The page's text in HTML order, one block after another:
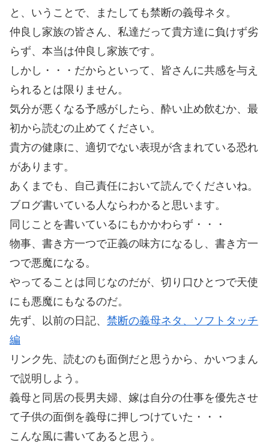
と、いうことで、またしても禁断の義母ネタ。
仲良し家族の皆さん、私達だって貴方達に負けず劣
らず、本当は仲良し家族です。
しかし・・・だからといって、皆さんに共感を与え
られるとは限りません。
気分が悪くなる予感がしたら、酔い止め飲むか、最
初から読むの止めてください。
貴方の健康に、適切でない表現が含まれている恐れ
があります。
あくまでも、自己責任において読んでくださいね。
ブログ書いている人ならわかると思います。
同じことを書いているにもかかわらず・・・
物事、書き方一つで正義の味方になるし、書き方一
つで悪魔になる。
やってることは同じなのだが、切り口ひとつで天使
にも悪魔にもなるのだ。
先ず、以前の日記、 禁断の義母ネタ、ソフトタッチ
編
リンク先、読むのも面倒だと思うから、かいつまん
で説明しよう。
義母と同居の長男夫婦、嫁は自分の仕事を優先させ
て子供の面倒を義母に押しつけていた・・・
こんな風に書いてあると思う。